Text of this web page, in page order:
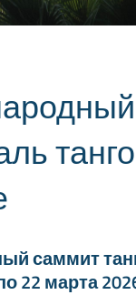
саммит
22 марта